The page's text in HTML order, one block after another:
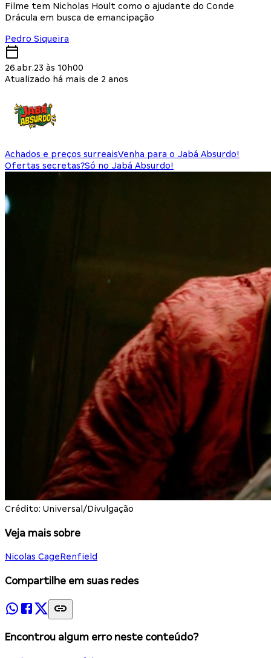
Filme tem Nicholas Hoult como o ajudante do Conde
Drácula em busca de emancipação
Pedro Siqueira
26.abr.23 às 10h00
Atualizado há mais de 2 anos
Achados e preços surreaisVenha para o Jabá Absurdo!
Ofertas secretas?Só no Jabá Absurdo!
Crédito: Universal/Divulgação
Veja mais sobre
Nicolas CageRenfield
Compartilhe em suas redes
Encontrou algum erro neste conteúdo?